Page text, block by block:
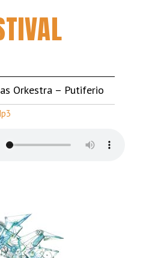
Orkestra – Putiferio